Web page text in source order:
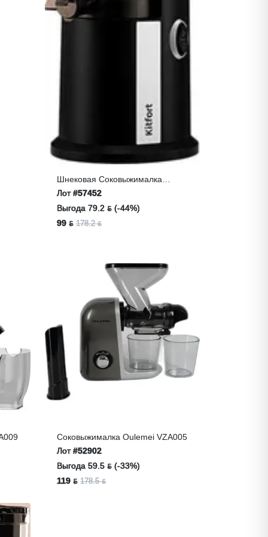
Шнековая Соковыжималка
KITFORT KT-1128
Лот#57452
Выгода 79.2 ƃ (-44%)
99 ƃ 178.2 ƃ
Соковыжималка Oulemei VZA005
Лот#52902
Выгода 59.5 ƃ (-33%)
119 ƃ 178.5 ƃ